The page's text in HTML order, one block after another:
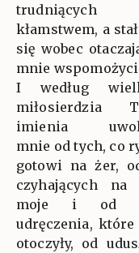
kłamstwem, a
się wobec
mnie
I według
miłosierdzia
imienia
mnie od tych, co
gotowi na żer,
czyhających na
moje i od
udręczenia,
otoczyły, od